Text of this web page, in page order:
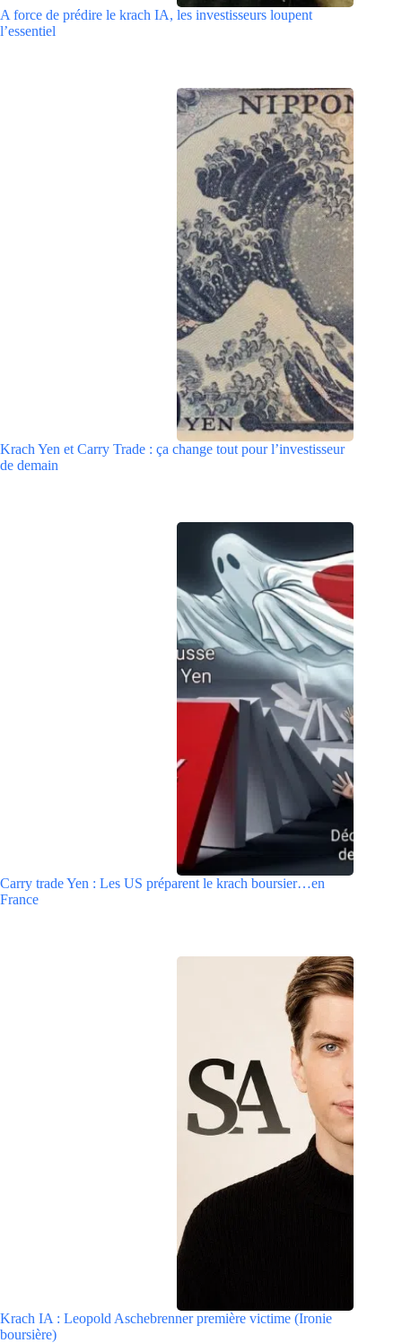
A force de prédire le krach IA, les investisseurs loupent
l’essentiel
Krach Yen et Carry Trade : ça change tout pour l’investisseur
de demain
Carry trade Yen : Les US préparent le krach boursier…en
France
Krach IA : Leopold Aschebrenner première victime (Ironie
boursière)